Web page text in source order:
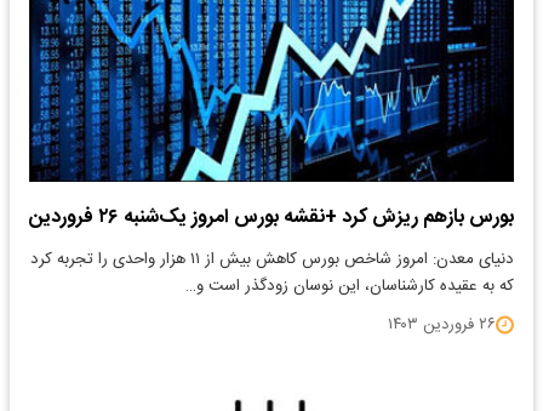
بورس بازهم ریزش کرد +نقشه بورس امروز یک‌شنبه ۲۶ فروردین
دنیای معدن: امروز شاخص بورس کاهش بیش از ۱۱ هزار واحدی را تجربه کرد
که به عقیده کارشناسان،‌ این نوسان زودگذر است و…
۲۶ فروردین ۱۴۰۳